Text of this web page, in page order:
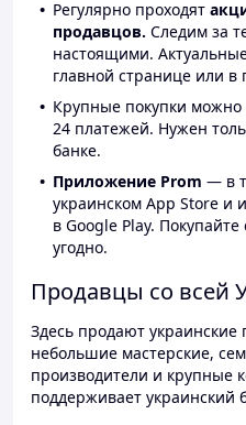
Регулярно проходят
продавцов. Следим за
настоящими.
главной странице или
Крупные покупки можно
24 платежей. Нужен
банке.
Приложение Prom — в
украинском App Store и
в Google Play.
угодно.
Продавцы со всей
Здесь продают
небольшие мастерские,
производители и крупные
поддерживает украинский